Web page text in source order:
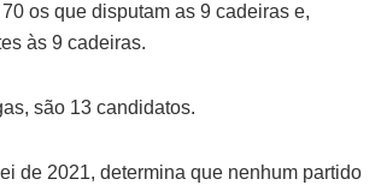
os que disputam as 9 cadeiras e,
às 9 cadeiras.
são 13 candidatos.
de 2021, determina que nenhum partido